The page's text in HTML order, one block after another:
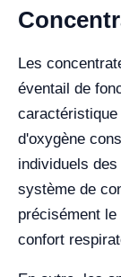
Les
éventail de
d'oxygène
individuels
système de
précisément
confort